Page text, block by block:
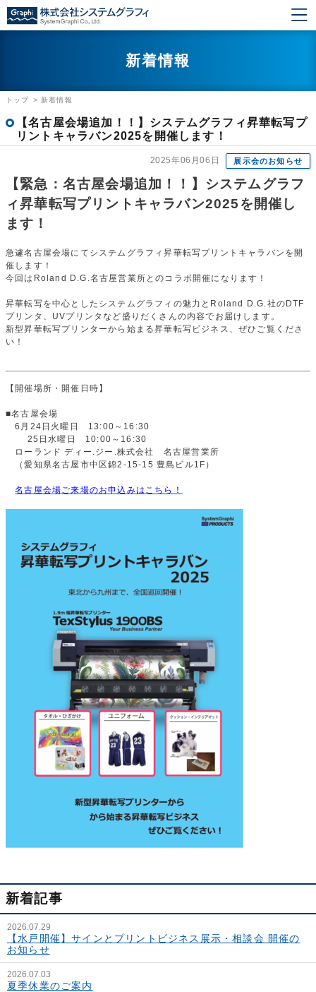
新着情報
トップ > 新着情報
【名古屋会場追加！！】システムグラフィ昇華転写プ
リントキャラバン2025を開催します！
2025年06月06日 展示会のお知らせ
【緊急：名古屋会場追加！！】システムグラフ
ィ昇華転写プリントキャラバン2025を開催し
ます！
急遽名古屋会場にてシステムグラフィ昇華転写プリントキャラバンを開
催します！
今回はRoland D.G.名古屋営業所とのコラボ開催になります！
昇華転写を中心としたシステムグラフィの魅力とRoland D.G.社のDTF
プリンタ、UVプリンタなど盛りだくさんの内容でお届けします。
新型昇華転写プリンターから始まる昇華転写ビジネス、ぜひご覧くださ
い！
【開催場所・開催日時】
■名古屋会場
6月24日火曜日 13:00～16:30
25日水曜日 10:00～16:30
ローランド ディー.ジー.株式会社 名古屋営業所
（愛知県名古屋市中区錦2-15-15 豊島ビル1F）
名古屋会場ご来場のお申込みはこちら！
新着記事
2026.07.29
【水戸開催】サインとプリントビジネス展示・相談会 開催の
お知らせ
2026.07.03
夏季休業のご案内